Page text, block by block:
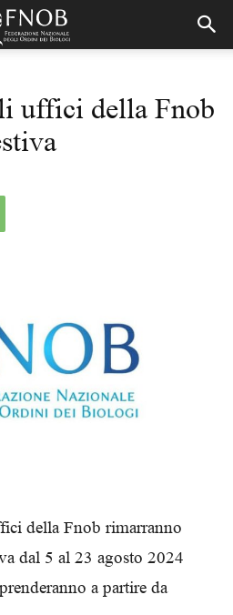
uffici della Fnob
della Fnob rimarranno
dal 5 al 23 agosto 2024
a partire da